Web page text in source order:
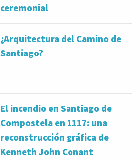
ceremonial
¿Arquitectura del Camino de
Santiago?
El incendio en Santiago de
Compostela en 1117: una
reconstrucción gráfica de
Kenneth John Conant